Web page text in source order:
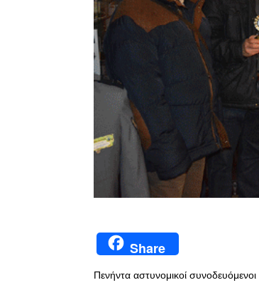
Share
Πενήντα αστυνομικοί